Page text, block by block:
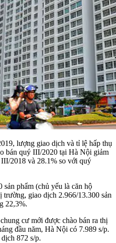
lượng giao dịch và tỉ lệ hấp thụ
bán quý III/2020 tại Hà Nội giảm
2018 và 28.1% so với quý
phẩm (chủ yếu là căn hộ
giao dịch 2.966/13.300 sản
22,3%.
cư mới được chào bán ra thị
đầu năm, Hà Nội có 7.989 s/p.
872 s/p.